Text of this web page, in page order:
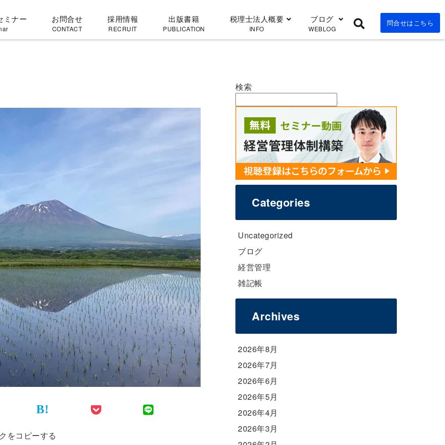
ミナー お問合せ
CONTACT
採用情報
RECRUIT
出版書籍
PUBLICATION
税理士法人概要
INFO
ブログ
WEBLOG
問合せはこちら
B!
をコピーする
検索
Categories
Uncategorized
ブログ
経営管理
雑記帳
Archives
2026年8月
2026年7月
2026年6月
2026年5月
2026年4月
2026年3月